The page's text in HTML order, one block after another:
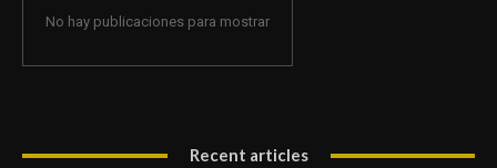
No hay publicaciones para mostrar
Recent articles